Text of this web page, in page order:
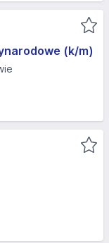
(k/m)